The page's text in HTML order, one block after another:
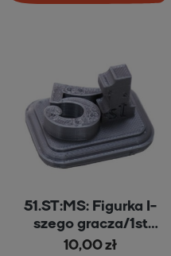
51.ST:MS: Figurka I-
szego gracza/1st
player figure
10,00 zł